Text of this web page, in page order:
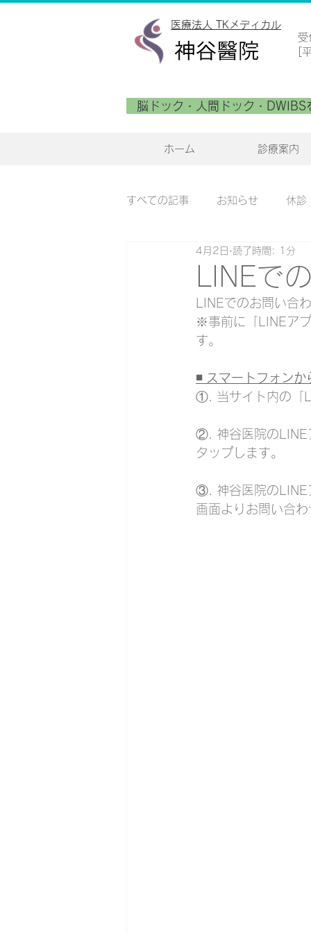
医療法人 TKメディカル
受
[
脳ドック・人間ドック・DWIBS
ホーム 診療案内
すべての記事 お知らせ 休診
LINEで
4月2日 読了時間: 1分
LINEでのお問い合
※事前に「LINEア
す。
◾️ スマートフォンか
①. 当サイト内の「
②. 神谷医院のLINE
タップします。
③. 神谷医院のLINE
画面よりお問い合わ